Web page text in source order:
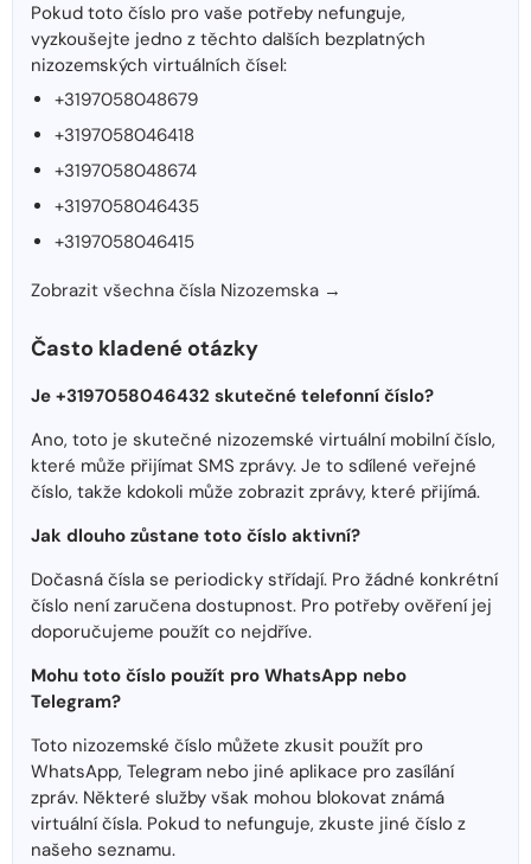
Pokud toto číslo pro vaše potřeby nefunguje,
vyzkoušejte jedno z těchto dalších bezplatných
nizozemských virtuálních čísel:
+3197058048679
+3197058046418
+3197058048674
+3197058046435
+3197058046415
Zobrazit všechna čísla Nizozemska →
Často kladené otázky
Je +3197058046432 skutečné telefonní číslo?
Ano, toto je skutečné nizozemské virtuální mobilní číslo,
které může přijímat SMS zprávy. Je to sdílené veřejné
číslo, takže kdokoli může zobrazit zprávy, které přijímá.
Jak dlouho zůstane toto číslo aktivní?
Dočasná čísla se periodicky střídají. Pro žádné konkrétní
číslo není zaručena dostupnost. Pro potřeby ověření jej
doporučujeme použít co nejdříve.
Mohu toto číslo použít pro WhatsApp nebo
Telegram?
Toto nizozemské číslo můžete zkusit použít pro
WhatsApp, Telegram nebo jiné aplikace pro zasílání
zpráv. Některé služby však mohou blokovat známá
virtuální čísla. Pokud to nefunguje, zkuste jiné číslo z
našeho seznamu.